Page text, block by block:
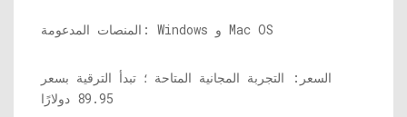
المنصات المدعومة: Windows و Mac OS
السعر: التجربة المجانية المتاحة ؛ تبدأ الترقية بسعر
89.95 دولارًا